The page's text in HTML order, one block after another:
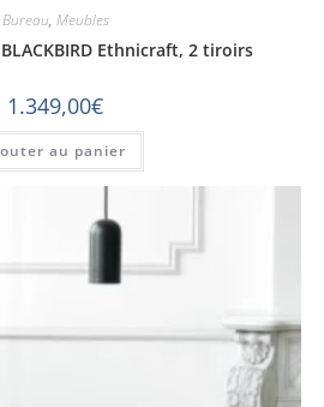
Bureau, Meubles
Ethnicraft, 2 tiroirs
1.349,00€
au panier